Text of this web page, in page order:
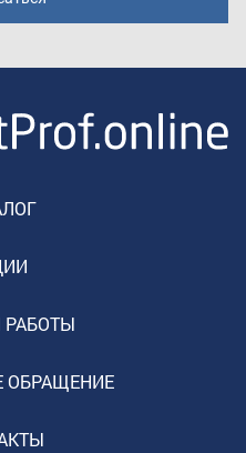
РАБОТЫ
ОБРАЩЕНИЕ